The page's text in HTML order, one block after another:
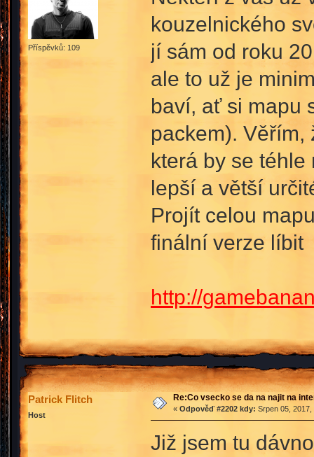
Příspěvků: 109
kouzelnického
jí sám od roku
ale to už je
baví, ať si mapu
packem). Věřím,
která by se
lepší a větší
Projít celou
finální verze líbit
http://
Patrick Flitch
Host
Re:Co vsecko se da na najit na
« Odpověď #2202 kdy: Srpen 05,
Již jsem tu